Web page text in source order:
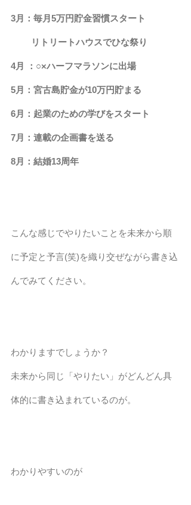
3月：毎月5万円貯金習慣スタート
リトリートハウスでひな祭り
4月 ：○×ハーフマラソンに出場
5月：宮古島貯金が10万円貯まる
6月：起業のための学びをスタート
7月：連載の企画書を送る
8月：結婚13周年
こんな感じでやりたいことを未来から順
に予定と予言(笑)を織り交ぜながら書き込
んでみてください。
わかりますでしょうか？
未来から同じ「やりたい」がどんどん具
体的に書き込まれているのが。
わかりやすいのが